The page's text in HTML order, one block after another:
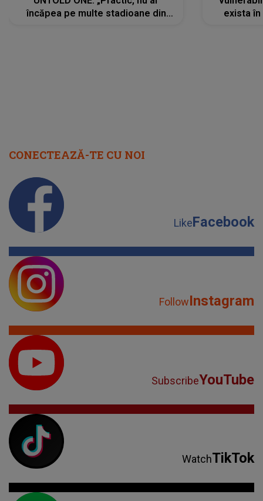
încăpea pe multe stadioane din
exista
CONECTEAZĂ-TE CU NOI
LikeFacebook
FollowInstagram
SubscribeYouTube
WatchTikTok